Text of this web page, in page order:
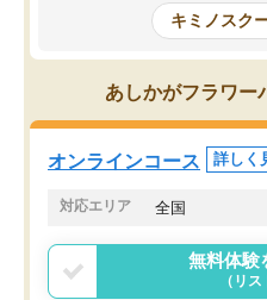
はなくなりました。
講師の方との距離も近く、親
チングのおかげで、停滞期も
ションを維持できました。「
る勉強」から「目標のための
意識が変わったことが、目標
キミノスク
あしかがフラワー
オンラインコース 詳しく
対応エリア 全国
無料体験
（リ